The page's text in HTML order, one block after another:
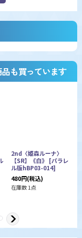
も買っています
2nd〈姫森ルーナ〉
【SR】《白》 [パラレ
ル版hBP03-014]
480円(税込)
在庫数 1点